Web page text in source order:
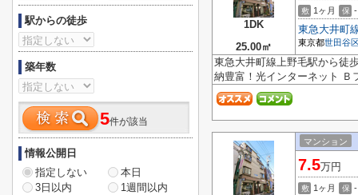
1DK
25.00㎡
敷 1ヶ月 保 -
東急大井町
東京都世田谷
東急大井町線上野毛駅から徒
納豊富！光インターネット Ｂ
マンション
7.5万円
敷 1ヶ月 保 -
駅からの徒歩
築年数
5件が該当
情報公開日
指定しない
本日
3日以内
1週間以内